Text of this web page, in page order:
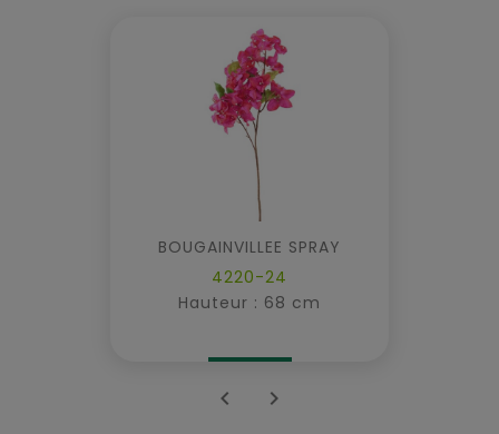
BOUGAINVILLEE SPRAY
4220-24
Hauteur : 68 cm
 